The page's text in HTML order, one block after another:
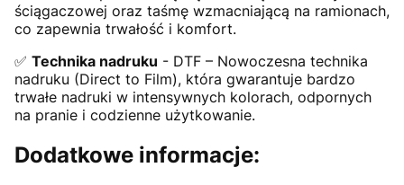
ściągaczowej oraz taśmę wzmacniającą na ramionach,
co zapewnia trwałość i komfort.
✅ Technika nadruku - DTF – Nowoczesna technika
nadruku (Direct to Film), która gwarantuje bardzo
trwałe nadruki w intensywnych kolorach, odpornych
na pranie i codzienne użytkowanie.
Dodatkowe informacje: